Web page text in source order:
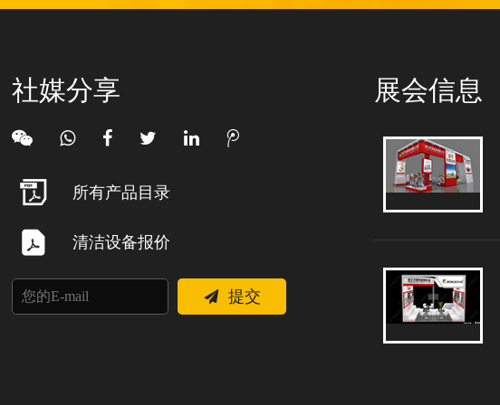
社媒分享
所有产品目录
清洁设备报价
提交
展会信息